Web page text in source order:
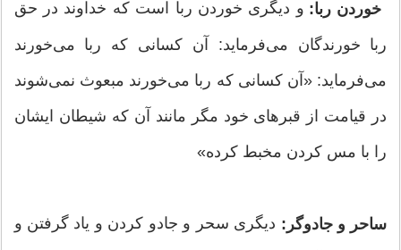
خوردن ربا: و دیگری خوردن ربا است که خداوند در حق
ربا خورندگان می‌فرماید: آن کسانی که ربا می‌خورند
می‌فرماید: «آن کسانی که ربا می‌خورند مبعوث نمی‌شوند
در قیامت از قبرهای خود مگر مانند آن که شیطان ایشان
را با مس کردن مخبط کرده»
ساحر و جادوگر: دیگری سحر و جادو کردن و یاد گرفتن و